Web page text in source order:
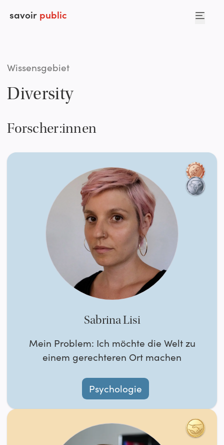
savoir public
Wissensgebiet
Diversity
Forscher:innen
Sabrina Lisi
Mein Problem: Ich möchte die Welt zu
einem gerechteren Ort machen
Psychologie